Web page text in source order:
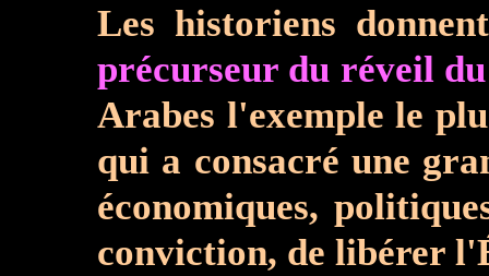
Les historiens
précurseur du réveil
Arabes l'exemple le
qui a consacré une
économiques,
conviction, de libérer l'